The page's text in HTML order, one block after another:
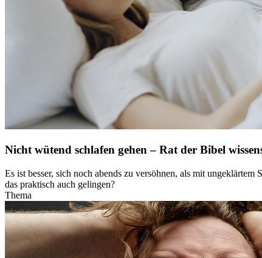
Nicht wütend schlafen gehen – Rat der Bibel
Es ist besser, sich noch abends zu versöhnen, als mit
das praktisch auch gelingen?
Thema